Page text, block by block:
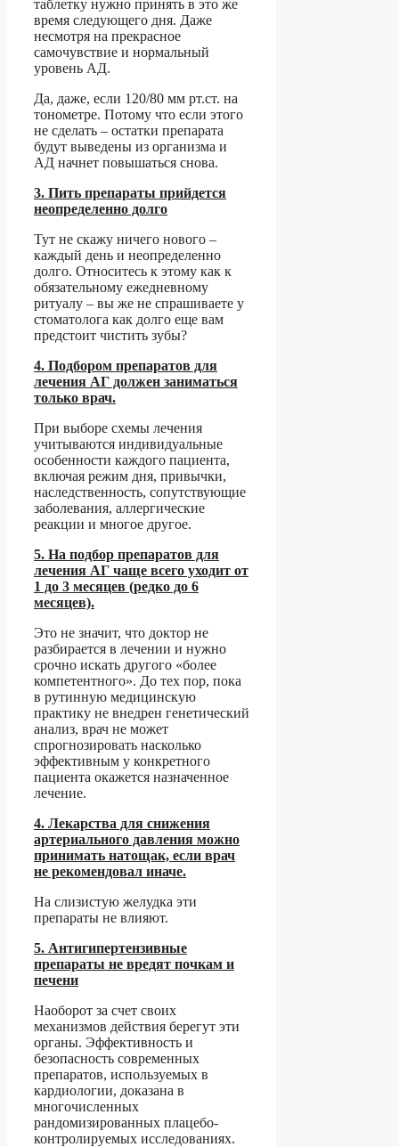
таблетку нужно принять в это же
время следующего дня. Даже
несмотря на прекрасное
самочувствие и нормальный
уровень АД.
Да, даже, если 120/80 мм рт.ст. на
тонометре. Потому что если этого
не сделать – остатки препарата
будут выведены из организма и
АД начнет повышаться снова.
3. Пить препараты прийдется
неопределенно долго
Тут не скажу ничего нового –
каждый день и неопределенно
долго. Относитесь к этому как к
обязательному ежедневному
ритуалу – вы же не спрашиваете у
стоматолога как долго еще вам
предстоит чистить зубы?
4. Подбором препаратов для
лечения АГ должен заниматься
только врач.
При выборе схемы лечения
учитываются индивидуальные
особенности каждого пациента,
включая режим дня, привычки,
наследственность, сопутствующие
заболевания, аллергические
реакции и многое другое.
5. На подбор препаратов для
лечения АГ чаще всего уходит от
1 до 3 месяцев (редко до 6
месяцев).
Это не значит, что доктор не
разбирается в лечении и нужно
срочно искать другого «более
компетентного». До тех пор, пока
в рутинную медицинскую
практику не внедрен генетический
анализ, врач не может
спрогнозировать насколько
эффективным у конкретного
пациента окажется назначенное
лечение.
4. Лекарства для снижения
артериального давления можно
принимать натощак, если врач
не рекомендовал иначе.
На слизистую желудка эти
препараты не влияют.
5. Антигипертензивные
препараты не вредят почкам и
печени
Наоборот за счет своих
механизмов действия берегут эти
органы. Эффективность и
безопасность современных
препаратов, используемых в
кардиологии, доказана в
многочисленных
рандомизированных плацебо-
контролируемых исследованиях.